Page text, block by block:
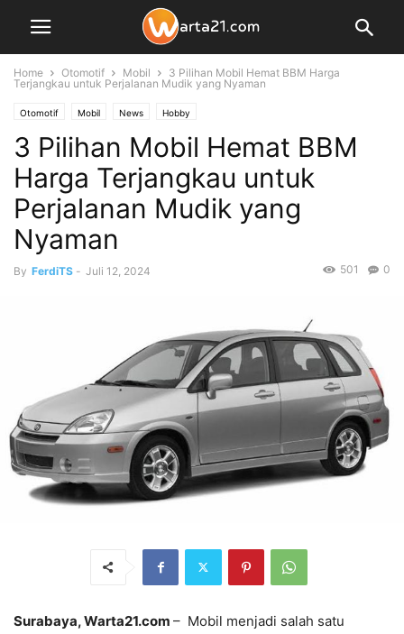
Home Otomotif Mobil
3 Pilihan Mobil Hemat BBM Harga
Terjangkau untuk Perjalanan Mudik yang Nyaman
Otomotif Mobil News Hobby
3 Pilihan Mobil Hemat BBM
Harga Terjangkau untuk
Perjalanan Mudik yang
Nyaman
By FerdiTS - Juli 12, 2024 0
501
Surabaya, Warta21.com – Mobil menjadi salah satu